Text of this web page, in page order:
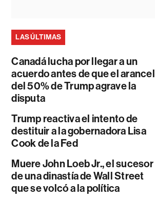
LAS ÚLTIMAS
Canadá lucha por llegar a un
acuerdo antes de que el arancel
del 50% de Trump agrave la
disputa
Trump reactiva el intento de
destituir a la gobernadora Lisa
Cook de la Fed
Muere John Loeb Jr., el sucesor
de una dinastía de Wall Street
que se volcó a la política